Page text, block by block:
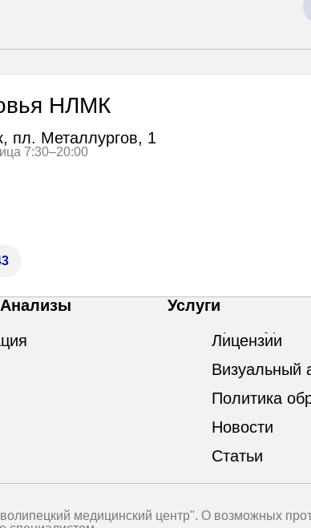
НЛМК
пл. Металлургов, 1
7:30–20:00
Анализы Услуги
Лицензии
Визуальный
Политика
Новости
Статьи
медицинский центр". О возможных